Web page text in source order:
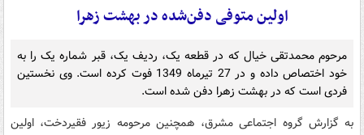
اولین متوفی دفن‌شده در بهشت زهرا
مرحوم محمدتقی خیال که در قطعه یک، ردیف یک، قبر شماره یک را به
خود اختصاص داده و در 27 تیرماه 1349 فوت کرده است. وی نخستین
فردی است که در بهشت زهرا دفن شده است.
به گزارش گروه اجتماعی مشرق، همچنین مرحومه زیور فقیردخت، اولین